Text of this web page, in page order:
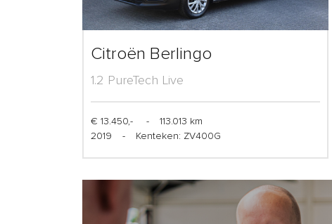
Citroën Berlingo
1.2 PureTech Live
€ 13.450,- -
113.013 km
2019
- Kenteken: ZV400G